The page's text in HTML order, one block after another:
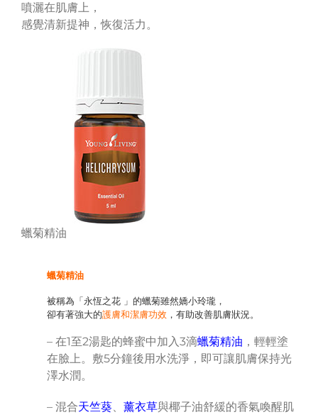
噴灑在肌膚上，
感覺清新提神，恢復活力。
蠟菊精油
蠟菊精油
被稱為「永恆之花 」的蠟菊雖然嬌小玲瓏，
卻有著強大的護膚和潔膚功效 ，有助改善肌膚狀況。
– 在1至2湯匙的蜂蜜中加入3滴蠟菊精油 ，輕輕塗
在臉上。敷5分鐘後用水洗淨，即可讓肌膚保持光
澤水潤。
– 混合天竺葵、 薰衣草與椰子油舒緩的香氣喚醒肌